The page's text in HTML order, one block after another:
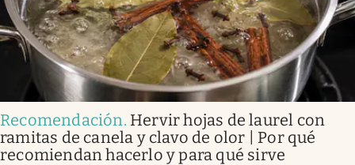
Recomendación. Hervir hojas de laurel con
ramitas de canela y clavo de olor | Por qué
recomiendan hacerlo y para qué sirve